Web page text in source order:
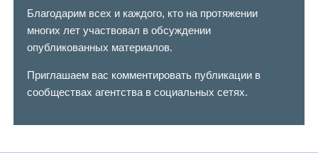
Благодарим всех и каждого, кто на протяжении
многих лет участвовал в обсуждении
опубликованных материалов.
Приглашаем вас комментировать публикации в
сообществах агентства в социальных сетях.